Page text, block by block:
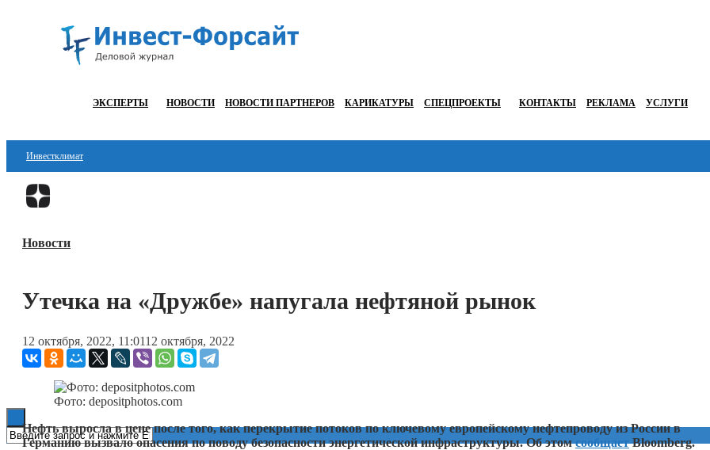
ЭКСПЕРТЫ НОВОСТИ НОВОСТИ ПАРТНЕРОВ КАРИКАТУРЫ СПЕЦПРОЕКТЫ КОНТАКТЫ РЕКЛАМА УСЛУГИ
Инвестклимат
Финансы
Блокчейн
ESG
Новости
Утечка на «Дружбе» напугала нефтяной рынок
12 октября, 2022, 11:0112 октября, 2022
Фото: depositphotos.com
Нефть выросла в цене после того, как перекрытие потоков по ключевому европейскому нефтепроводу из России в
Германию вызвало опасения по поводу безопасности энергетической инфраструктуры. Об этомсообщаетBloomberg.